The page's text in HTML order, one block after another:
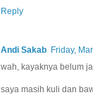
Reply
Andi Sakab Friday,
wah, kayaknya belum
saya masih kuli dan